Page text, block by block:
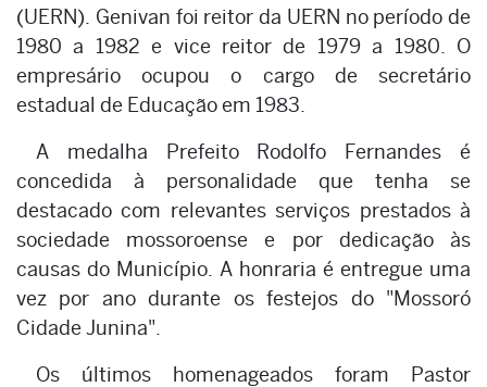
(UERN). Genivan foi reitor da UERN no período de
1980 a 1982 e vice reitor de 1979 a 1980. O
empresário ocupou o cargo de secretário
estadual de Educação em 1983.
A medalha Prefeito Rodolfo Fernandes é
concedida à personalidade que tenha se
destacado com relevantes serviços prestados à
sociedade mossoroense e por dedicação às
causas do Município. A honraria é entregue uma
vez por ano durante os festejos do "Mossoró
Cidade Junina".
Os últimos homenageados foram Pastor